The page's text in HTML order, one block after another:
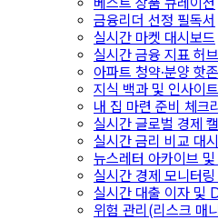
금융리더 선정 필독서
실시간 마켓 대시보드
실시간 금융 지표 허브
아파트 청약·분양 핫존
지식 백과 및 인사이
내 집 마련 준비 체크
실시간 글로벌 경제
실시간 금리 비교 대
뉴스레터 아카이브
실시간 경제 모니터
실시간 대출 이자 및
위험 관리(리스크 매